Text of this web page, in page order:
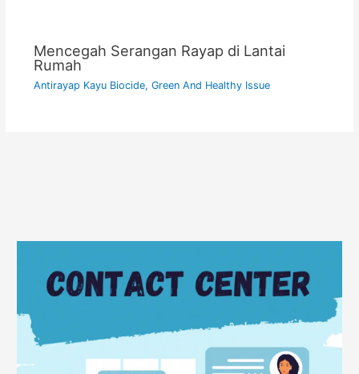
Mencegah Serangan Rayap di Lantai
Rumah
Antirayap Kayu Biocide, Green And Healthy Issue